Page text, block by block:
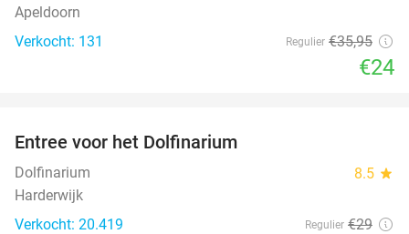
Apeldoorn
Verkocht: 131
Regulier €35,95
€24
Entree voor het Dolfinarium
Dolfinarium 8.5 star
Harderwijk
Verkocht: 20.419
Regulier €29